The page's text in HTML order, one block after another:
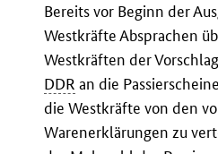
Bereits vor Beginn der
Westkräfte Absprachen
Westkräften der
DDR an die
die Westkräfte von den
Warenerklärungen zu